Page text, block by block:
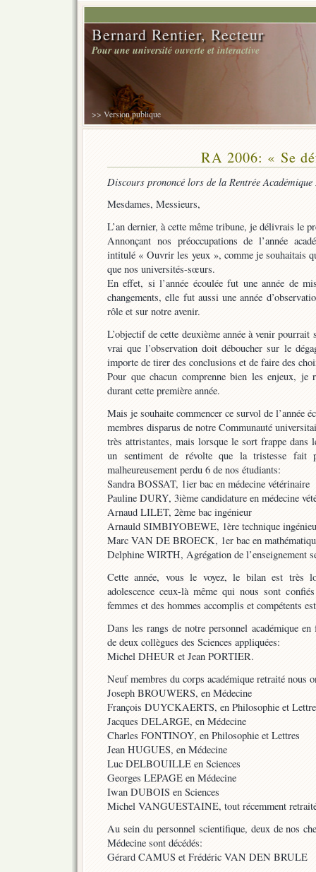
Bernard Rentier, Recteur
Pour une université ouverte et interactive
>> Version publique
RA 2006: « Se
Discours prononcé lors de la Rentrée Académique
Mesdames, Messieurs,
L’an dernier, à cette même tribune, je délivrais le
Annonçant nos préoccupations de l’année
intitulé « Ouvrir les yeux », comme je souhaitais
que nos universités-sœurs.
En effet, si l’année écoulée fut une année de
changements, elle fut aussi une année
rôle et sur notre avenir.
L’objectif de cette deuxième année à venir
vrai que l’observation doit déboucher sur le
importe de tirer des conclusions et de faire des
Pour que chacun comprenne bien les enjeux,
durant cette première année.
Mais je souhaite commencer ce survol de l’année
membres disparus de notre Communauté
très attristantes, mais lorsque le sort frappe dans
un sentiment de révolte que la tristesse fait
malheureusement perdu 6 de nos étudiants:
Sandra BOSSAT, 1ier bac en médecine vétérinaire
Pauline DURY, 3ième candidature en médecine
Arnaud LILET, 2ème bac ingénieur
Arnauld SIMBIYOBEWE, 1ère technique
Marc VAN DE BROECK, 1er bac en
Delphine WIRTH, Agrégation de l’enseignement
Cette année, vous le voyez, le bilan est très
adolescence ceux-là même qui nous sont
femmes et des hommes accomplis et compétents
Dans les rangs de notre personnel académique
de deux collègues des Sciences appliquées:
Michel DHEUR et Jean PORTIER.
Neuf membres du corps académique retraité nous
Joseph BROUWERS, en Médecine
François DUYCKAERTS, en Philosophie et
Jacques DELARGE, en Médecine
Charles FONTINOY, en Philosophie et Lettres
Jean HUGUES, en Médecine
Luc DELBOUILLE en Sciences
Georges LEPAGE en Médecine
Iwan DUBOIS en Sciences
Michel VANGUESTAINE, tout récemment
Au sein du personnel scientifique, deux de nos
Médecine sont décédés:
Gérard CAMUS et Frédéric VAN DEN BRULE